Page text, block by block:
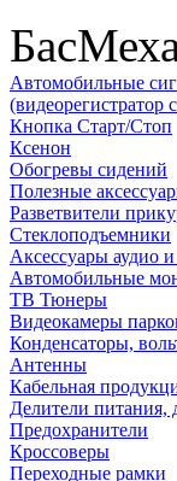
Автомобильные
(видеорегистратор
Кнопка Старт/Стоп
Ксенон
Обогревы сидений
Полезные
Разветвители
Стеклоподъемники
Аксессуары аудио
Автомобильные
ТВ Тюнеры
Видеокамеры
Конденсаторы,
Антенны
Кабельная
Делители питания,
Предохранители
Кроссоверы
Переходные рамки